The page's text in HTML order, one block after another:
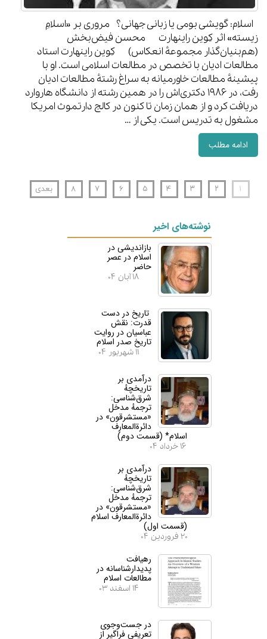
اسلام: گویشی بومی یا زبانی جهانی؟ مروری بر «اسلامِ
زیسته» اثر کِوین راینهارت محسن فیض‌بخش
(هم‌بنیان‌گذار مجموعهٔ انعکاس) کِوین راینهارت استاد
مطالعات ادیان با تخصص در مطالعات اسلامی است. او با
پیشینهٔ مطالعات خاورمیانه به سراغ رشتهٔ مطالعات ادیان
رفت، در ۱۹۸۶ دکتری‌اش را در همین رشته از دانشگاه هاروارد
دریافت کرد و از همان زمان تا کنون در کالج دارتموث امریکا
مشغول به تدریس است. یکی از …
ادامه مطلب
۱ ۲ ۳ ۴ ۵ ۶ ۷ ۸ بعدی
نوشته‌های اخیر
بازاندیشی در
اسلام در عصر
حاضر
۱۸ آبان ۰۴
تاریخ در دست
قدرت: نقش
عباسیان در روایت
تاریخ صدر اسلام
۱۱ شهریور ۰۴
درآمدی بر
تاریخچهٔ
شرق‌شناسی:
ترجمهٔ مدخل
«مستشرقون» در
دائرة‌المعارف
اسلام* (قسمت دوم)
۱۶ خرداد ۰۴
درآمدی بر
تاریخچهٔ
شرق‌شناسی:
ترجمهٔ مدخل
«مستشرقون» در
دائرة‌المعارف اسلام
(قسمت اول)
۲۰ فروردین ۰۴
رهیافت
پدیدارشناسانه در
مطالعات اسلام
۱۴ اسفند ۰۳
در جست‌وجوی
تعریفی فراگیر از